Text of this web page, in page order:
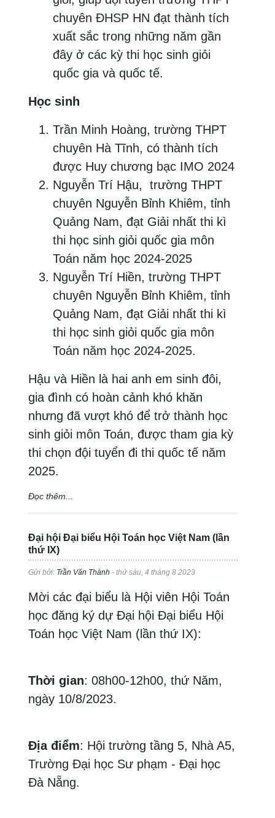
chuyên ĐHSP HN đạt thành tích
xuất sắc trong những năm gần
đây ở các kỳ thi học sinh giỏi
quốc gia và quốc tế.
Học sinh
Trần Minh Hoàng, trường THPT
chuyên Hà Tĩnh, có thành tích
được Huy chương bạc IMO 2024
Nguyễn Trí Hậu, trường THPT
chuyên Nguyễn Bỉnh Khiêm, tỉnh
Quảng Nam, đạt Giải nhất thi kì
thi học sinh giỏi quốc gia môn
Toán năm học 2024-2025
Nguyễn Trí Hiền, trường THPT
chuyên Nguyễn Bỉnh Khiêm, tỉnh
Quảng Nam, đạt Giải nhất thi kì
thi học sinh giỏi quốc gia môn
Toán năm học 2024-2025.
Hậu và Hiền là hai anh em sinh đôi,
gia đình có hoàn cảnh khó khăn
nhưng đã vượt khó để trở thành học
sinh giỏi môn Toán, được tham gia kỳ
thi chọn đội tuyển đi thi quốc tế năm
2025.
Đọc thêm...
Đại hội Đại biểu Hội Toán học Việt Nam (lần
thứ IX)
Gửi bởi: Trần Văn Thành - thứ sáu, 4 tháng 8 2023
Mời các đại biểu là Hội viên Hội Toán
học đăng ký dự Đại hội Đại biểu Hội
Toán học Việt Nam (lần thứ IX):
Thời gian: 08h00-12h00, thứ Năm,
ngày 10/8/2023.
Địa điểm: Hội trường tầng 5, Nhà A5,
Trường Đại học Sư phạm - Đại học
Đà Nẵng.